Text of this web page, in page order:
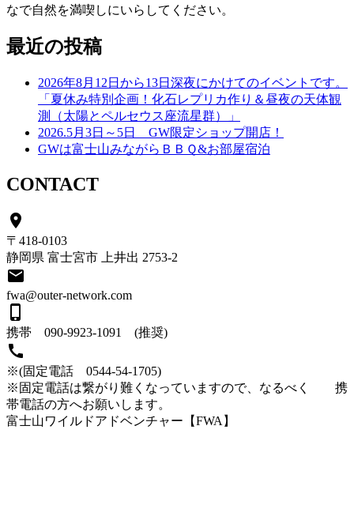
なで自然を満喫しにいらしてください。
最近の投稿
2026年8月12日から13日深夜にかけてのイベントです。
「夏休み特別企画！化石レプリカ作り＆昼夜の天体観
測（太陽とペルセウス座流星群）」
2026.5月3日～5日 GW限定ショップ開店！
GWは富士山みながらＢＢＱ&お部屋宿泊
CONTACT
place
〒418-0103
静岡県 富士宮市 上井出 2753-2
email
fwa@outer-network.com
phone_iphone
携帯 090-9923-1091 (推奨)
call
※(固定電話 0544-54-1705)
※固定電話は繋がり難くなっていますので、なるべく 携
帯電話の方へお願いします。
富士山ワイルドアドベンチャー【FWA】